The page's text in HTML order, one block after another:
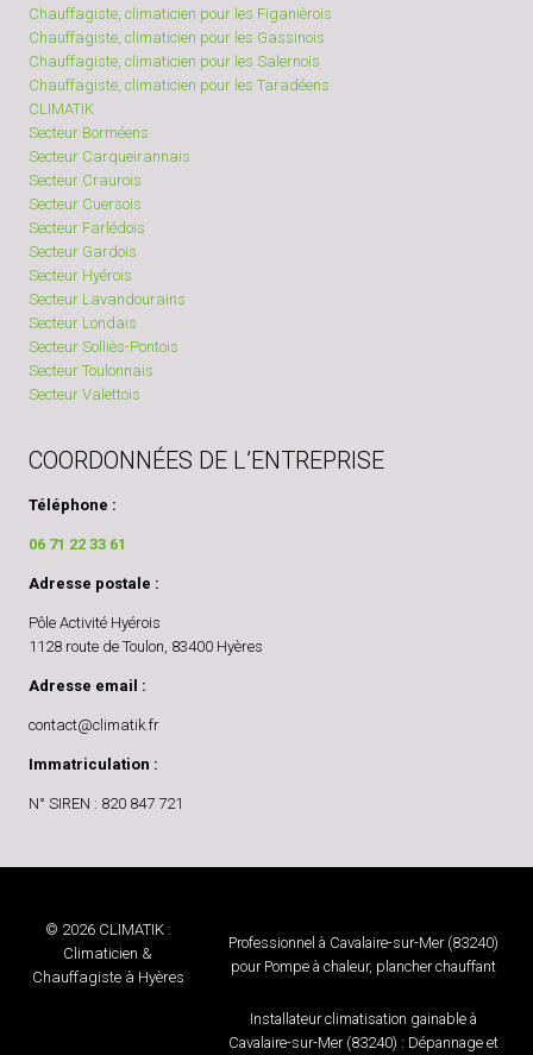
Chauffagiste, climaticien pour les Figanièrois
Chauffagiste, climaticien pour les Gassinois
Chauffagiste, climaticien pour les Salernois
Chauffagiste, climaticien pour les Taradéens
CLIMATIK
Secteur Borméens
Secteur Carqueirannais
Secteur Craurois
Secteur Cuersois
Secteur Farlédois
Secteur Gardois
Secteur Hyérois
Secteur Lavandourains
Secteur Londais
Secteur Solliès-Pontois
Secteur Toulonnais
Secteur Valettois
COORDONNÉES DE L’ENTREPRISE
Téléphone :
06 71 22 33 61
Adresse postale :
Pôle Activité Hyérois
1128 route de Toulon, 83400 Hyères
Adresse email :
contact@climatik.fr
Immatriculation :
N° SIREN : 820 847 721
© 2026 CLIMATIK :
Climaticien &
Chauffagiste à Hyères
Professionnel à Cavalaire-sur-Mer (83240)
pour Pompe à chaleur, plancher chauffant
Installateur climatisation gainable à
Cavalaire-sur-Mer (83240) : Dépannage et